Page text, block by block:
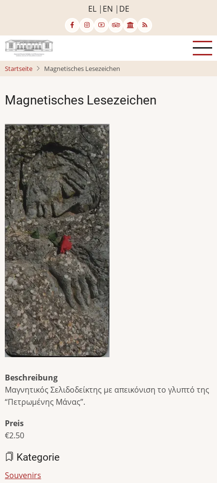
EL EN DE
Startseite Magnetisches Lesezeichen
Magnetisches Lesezeichen
Beschreibung
Μαγνητικός Σελιδοδείκτης με απεικόνιση το γλυπτό της
“Πετρωμένης Μάνας”.
Preis
€2.50
Kategorie
Souvenirs